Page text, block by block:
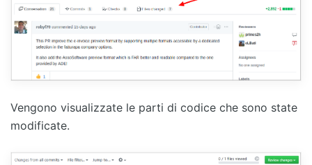
Vengono visualizzate le parti di codice che sono state
modificate.